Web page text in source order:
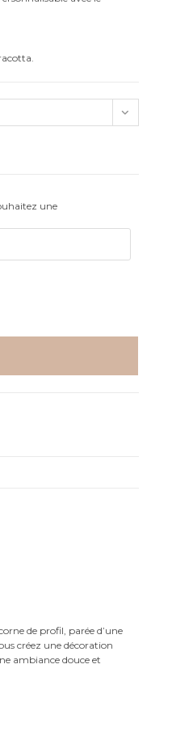
une
de profil, parée d’une
créez une décoration
ambiance douce et